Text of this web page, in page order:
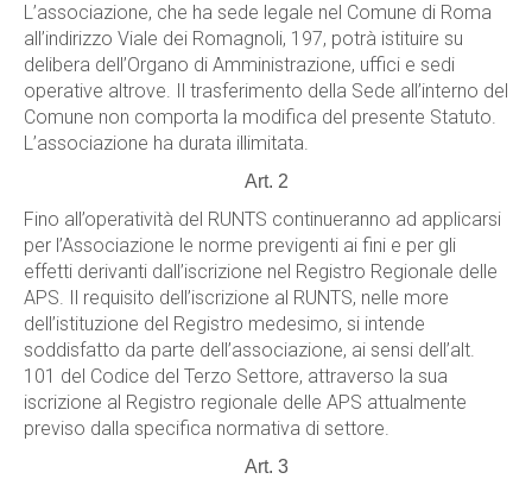
L’associazione, che ha sede legale nel Comune di Roma
all’indirizzo Viale dei Romagnoli, 197, potrà istituire su
delibera dell’Organo di Amministrazione, uffici e sedi
operative altrove. Il trasferimento della Sede all’interno del
Comune non comporta la modifica del presente Statuto.
L’associazione ha durata illimitata.
Art. 2
Fino all’operatività del RUNTS continueranno ad applicarsi
per l’Associazione le norme previgenti ai fini e per gli
effetti derivanti dall’iscrizione nel Registro Regionale delle
APS. Il requisito dell’iscrizione al RUNTS, nelle more
dell’istituzione del Registro medesimo, si intende
soddisfatto da parte dell’associazione, ai sensi dell’alt.
101 del Codice del Terzo Settore, attraverso la sua
iscrizione al Registro regionale delle APS attualmente
previso dalla specifica normativa di settore.
Art. 3